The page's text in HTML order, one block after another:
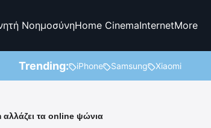
ΝοημοσύνηHome CinemaInternetMore
Trending: iPhone Samsung Xiaomi
τα online ψώνια